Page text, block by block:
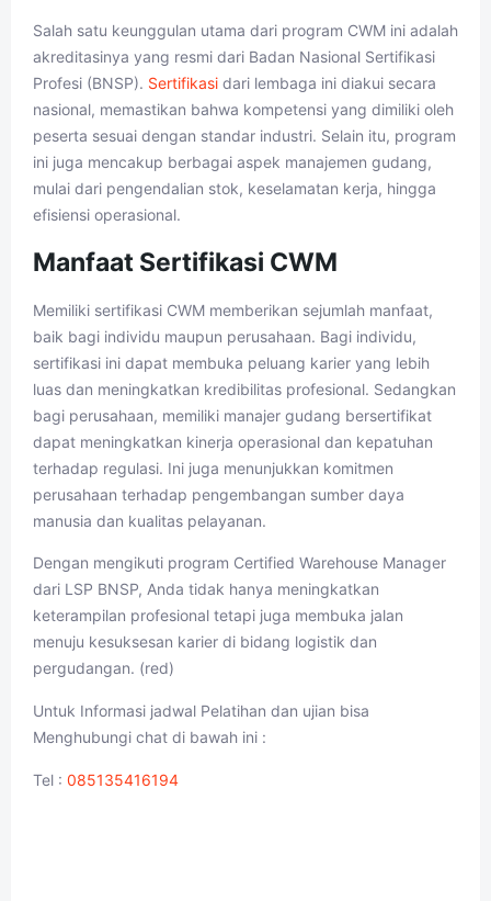
Salah satu keunggulan utama dari program CWM ini adalah
akreditasinya yang resmi dari Badan Nasional Sertifikasi
Profesi (BNSP). Sertifikasi dari lembaga ini diakui secara
nasional, memastikan bahwa kompetensi yang dimiliki oleh
peserta sesuai dengan standar industri. Selain itu, program
ini juga mencakup berbagai aspek manajemen gudang,
mulai dari pengendalian stok, keselamatan kerja, hingga
efisiensi operasional.
Manfaat Sertifikasi CWM
Memiliki sertifikasi CWM memberikan sejumlah manfaat,
baik bagi individu maupun perusahaan. Bagi individu,
sertifikasi ini dapat membuka peluang karier yang lebih
luas dan meningkatkan kredibilitas profesional. Sedangkan
bagi perusahaan, memiliki manajer gudang bersertifikat
dapat meningkatkan kinerja operasional dan kepatuhan
terhadap regulasi. Ini juga menunjukkan komitmen
perusahaan terhadap pengembangan sumber daya
manusia dan kualitas pelayanan.
Dengan mengikuti program Certified Warehouse Manager
dari LSP BNSP, Anda tidak hanya meningkatkan
keterampilan profesional tetapi juga membuka jalan
menuju kesuksesan karier di bidang logistik dan
pergudangan. (red)
Untuk Informasi jadwal Pelatihan dan ujian bisa
Menghubungi chat di bawah ini :
Tel : 085135416194